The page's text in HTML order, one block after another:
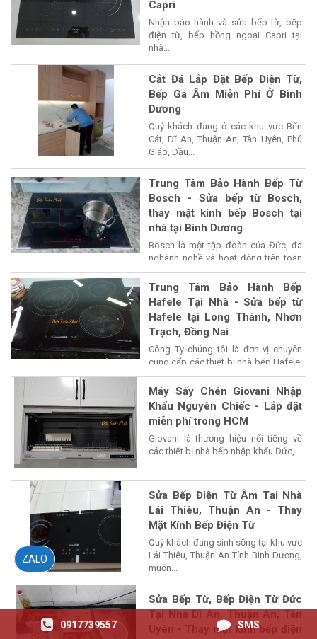
Capri
Nhận bảo hành và sửa bếp từ, bếp
điện từ, bếp hồng ngoại Capri tại
nhà...
Cắt Đá Lắp Đặt Bếp Điện Từ,
Bếp Ga Âm Miễn Phí Ở Bình
Dương
Quý khách đang ở các khu vực Bến
Cát, Dĩ An, Thuận An, Tân Uyên, Phú
Giáo, Dầu...
Trung Tâm Bảo Hành Bếp Từ
Bosch - Sửa bếp từ Bosch,
thay mặt kính bếp Bosch tại
nhà tại Bình Dương
Bosch là một tập đoàn của Đức, đa
nghành nghề và hoạt động trên toàn
cấu,...
Trung Tâm Bảo Hành Bếp
Hafele Tại Nhà - Sửa bếp từ
Hafele tại Long Thành, Nhơn
Trạch, Đồng Nai
Công Ty chúng tôi là đơn vị chuyên
cung cấp các thiết bị nhà bếp Hafele,
chiết...
Máy Sấy Chén Giovani Nhập
Khẩu Nguyên Chiếc - Lắp đặt
miễn phí trong HCM
Giovani là thương hiệu nổi tiếng về
các thiết bị nhà bếp nhập khẩu Đức,...
Sửa Bếp Điện Từ Âm Tại Nhà
Lái Thiêu, Thuận An - Thay
Mặt Kính Bếp Điện Từ
Quý khách đang sinh sống tại khu vực
Lái Thiêu, Thuận An Tỉnh Bình Dương,
muốn...
Sửa Bếp Từ, Bếp Điện Từ Đức
Tại Nhà Dĩ An, Thuận An, Tân
Uyên - Thay mặt kính bếp điện
0917739557 SMS
ZALO